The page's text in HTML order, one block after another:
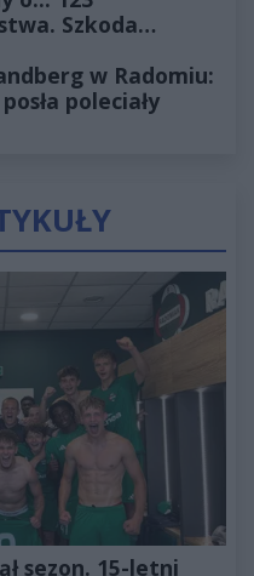
Szkoda
w Radomiu:
poleciały
sezon. 15-letni